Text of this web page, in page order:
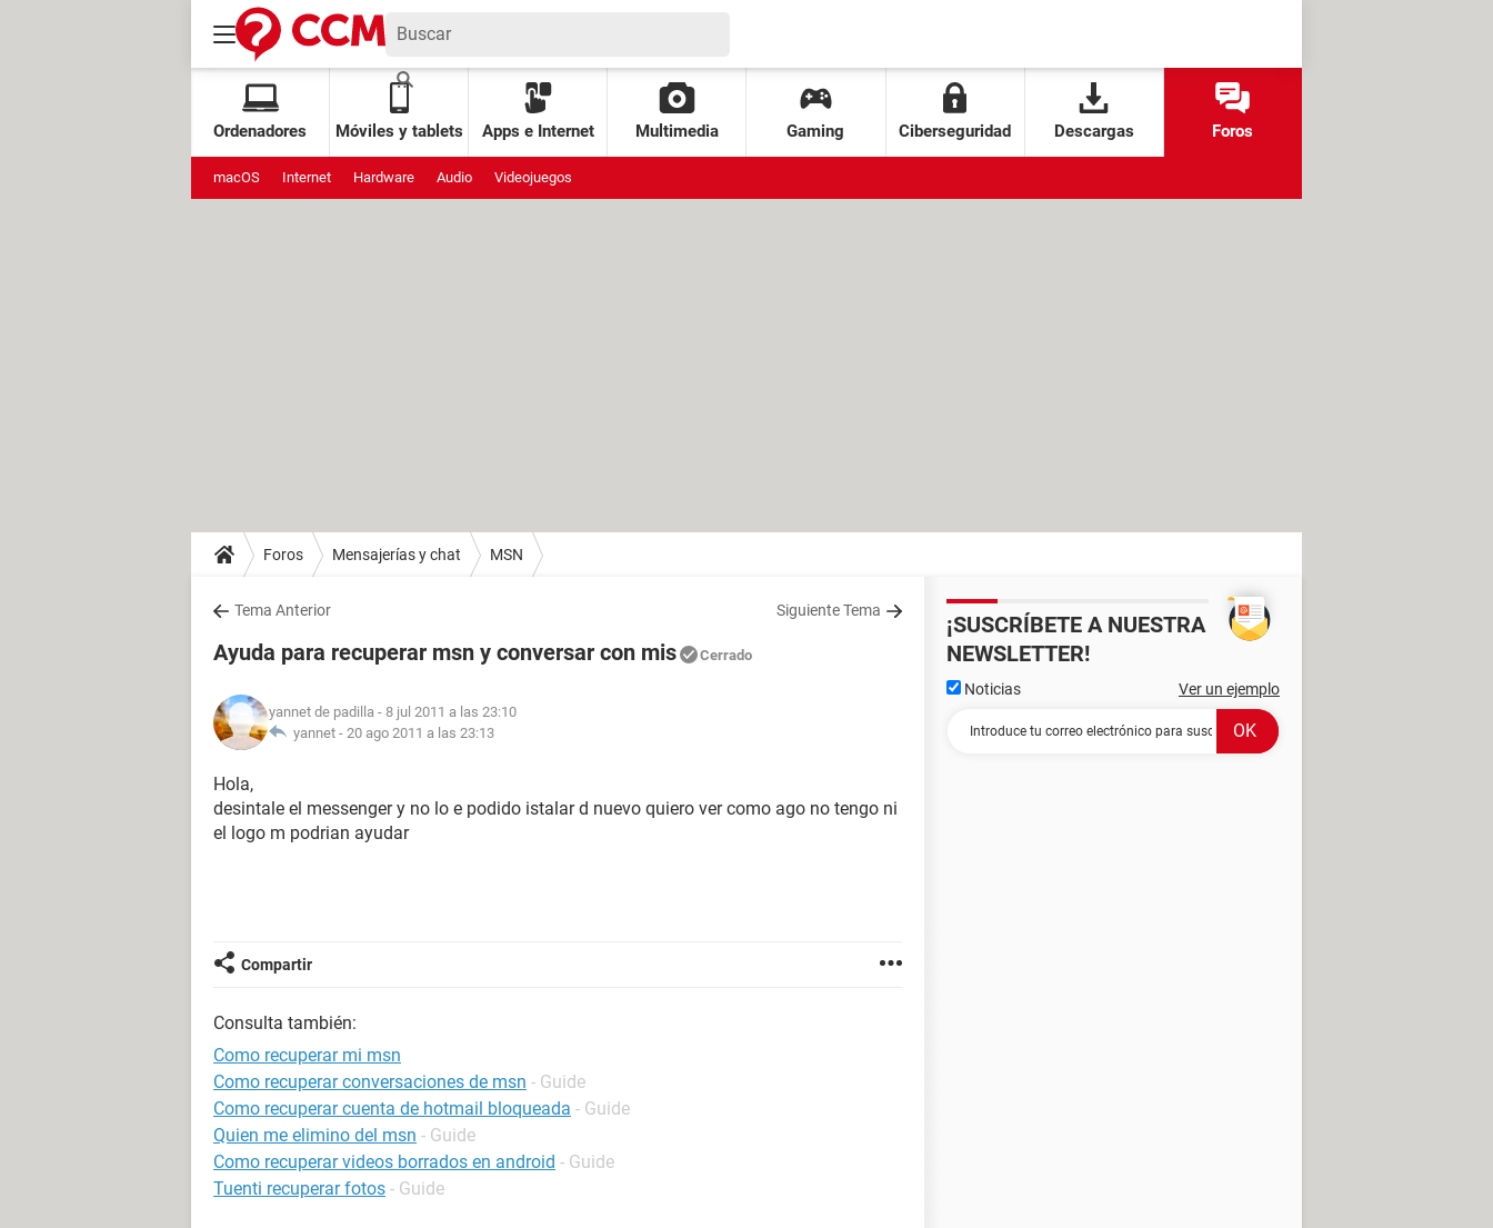
Ordenadores Móviles y tablets Apps e Internet Multimedia Gaming Ciberseguridad Descargas Foros
macOS Internet Hardware Audio Videojuegos
Foros Mensajerías y chat MSN
Tema Anterior Siguiente Tema
Ayuda para recuperar msn y conversar con mis Cerrado
yannet de padilla - 8 jul 2011 a las 23:10
yannet - 20 ago 2011 a las 23:13
Hola,
desintale el messenger y no lo e podido istalar d nuevo quiero ver como ago no tengo ni
el logo m podrian ayudar
Compartir
Consulta también:
Como recuperar mi msn
Como recuperar conversaciones de msn - Guide
Como recuperar cuenta de hotmail bloqueada - Guide
Quien me elimino del msn - Guide
Como recuperar videos borrados en android - Guide
Tuenti recuperar fotos - Guide
¡SUSCRÍBETE A NUESTRA
NEWSLETTER!
Noticias Ver un ejemplo